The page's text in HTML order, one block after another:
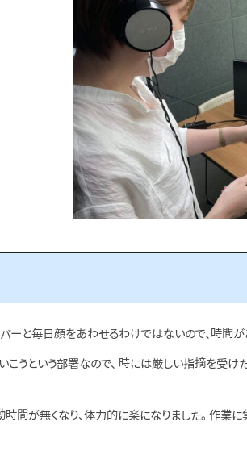
ーと毎日顔をあわせるわけではないので、時間が
こうという部署なので、 時には厳しい指摘を受
間が無くなり、体力的に楽になりました。 作業